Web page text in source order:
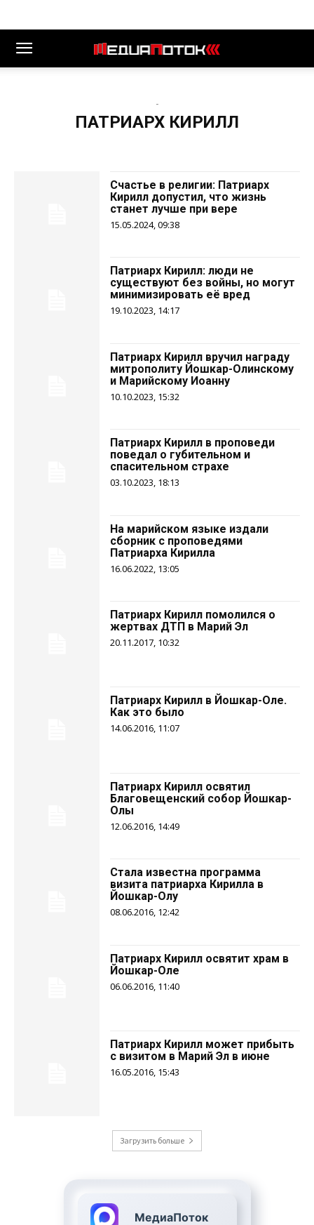
-
ПАТРИАРХ КИРИЛЛ
Счастье в религии: Патриарх
Кирилл допустил, что жизнь
станет лучше при вере
15.05.2024, 09:38
Патриарх Кирилл: люди не
существуют без войны, но могут
минимизировать её вред
19.10.2023, 14:17
Патриарх Кирилл вручил награду
митрополиту Йошкар-Олинскому
и Марийскому Иоанну
10.10.2023, 15:32
Патриарх Кирилл в проповеди
поведал о губительном и
спасительном страхе
03.10.2023, 18:13
На марийском языке издали
сборник с проповедями
Патриарха Кирилла
16.06.2022, 13:05
Патриарх Кирилл помолился о
жертвах ДТП в Марий Эл
20.11.2017, 10:32
Патриарх Кирилл в Йошкар-Оле.
Как это было
14.06.2016, 11:07
Патриарх Кирилл освятил
Благовещенский собор Йошкар-
Олы
12.06.2016, 14:49
Стала известна программа
визита патриарха Кирилла в
Йошкар-Олу
08.06.2016, 12:42
Патриарх Кирилл освятит храм в
Йошкар-Оле
06.06.2016, 11:40
Патриарх Кирилл может прибыть
с визитом в Марий Эл в июне
16.05.2016, 15:43
Загрузить больше
МедиаПоток